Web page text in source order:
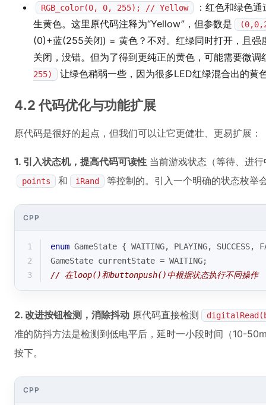
RGB_color(0, 0, 255); // Yellow
：红色和绿色
生黄色。这里原代码注释为“Yellow”，但参数是
(0)+蓝(255关闭) = 黄色？不对。红绿同时打开，且强
关闭，没错。但为了得到更纯正的黄色，可能需要微调
255) 让绿色稍弱一些，因为很多LED红绿混合出的黄
4.2 代码优化与功能扩展
原代码是很好的起点，但我们可以让它更健壮、更易扩展：
1. 引入状态机，提高代码可读性 当前游戏状态（等待、进
points 和 iRand 等控制的。引入一个明确的状态枚举
CPP
1 enum GameState { WAITING, PLAYING, SUCCESS,
2
GameState currentState = WAITING;
3
// 在loop()和buttonpush()中根据状态执行不同操作
2. 改进按钮检测，消除抖动 原代码直接检测
准的防抖方法是检测到低电平后，延时一小段时间（10-
按下。
CPP